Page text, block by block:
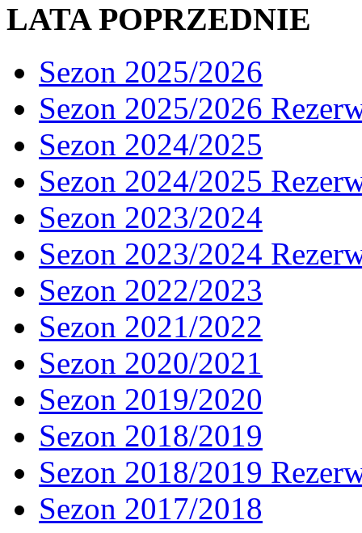
LATA POPRZEDNIE
Sezon 2025/2026
Sezon 2025/2026
Sezon 2024/2025
Sezon 2024/2025
Sezon 2023/2024
Sezon 2023/2024
Sezon 2022/2023
Sezon 2021/2022
Sezon 2020/2021
Sezon 2019/2020
Sezon 2018/2019
Sezon 2018/2019
Sezon 2017/2018